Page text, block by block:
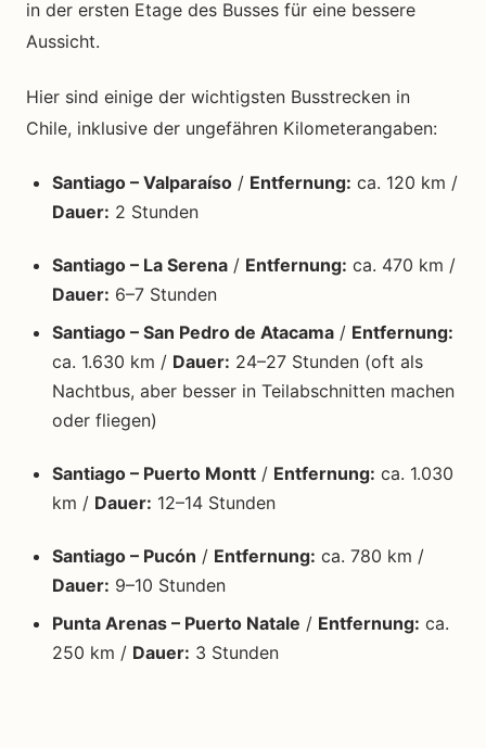
in der ersten Etage des Busses für eine bessere
Aussicht.
Hier sind einige der wichtigsten Busstrecken in
Chile, inklusive der ungefähren Kilometerangaben:
Santiago – Valparaíso / Entfernung: ca. 120 km /
Dauer: 2 Stunden
Santiago – La Serena / Entfernung: ca. 470 km /
Dauer: 6–7 Stunden
Santiago – San Pedro de Atacama / Entfernung:
ca. 1.630 km / Dauer: 24–27 Stunden (oft als
Nachtbus, aber besser in Teilabschnitten machen
oder fliegen)
Santiago – Puerto Montt / Entfernung: ca. 1.030
km / Dauer: 12–14 Stunden
Santiago – Pucón / Entfernung: ca. 780 km /
Dauer: 9–10 Stunden
Punta Arenas – Puerto Natale / Entfernung: ca.
250 km / Dauer: 3 Stunden